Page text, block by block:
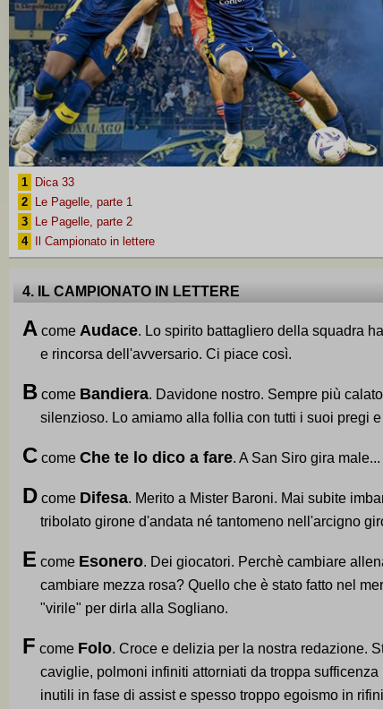
1
Dica 33
2
Le Pagelle, parte 1
3
Le Pagelle, parte 2
4
Il Campionato in lettere
4. IL CAMPIONATO IN LETTERE
A come Audace. Lo spirito battagliero della squadra
e rincorsa dell'avversario. Ci piace così.
B come Bandiera. Davidone nostro. Sempre più
silenzioso. Lo amiamo alla follia con tutti i suoi pregi e
C come Che te lo dico a fare. A San Siro gira male...
D come Difesa. Merito a Mister Baroni. Mai subite
tribolato girone d'andata né tantomeno nell'arcigno
E come Esonero. Dei giocatori. Perchè cambiare
cambiare mezza rosa? Quello che è stato fatto nel
"virile" per dirla alla Sogliano.
F come Folo. Croce e delizia per la nostra redazione.
caviglie, polmoni infiniti attorniati da troppa
inutili in fase di assist e spesso troppo egoismo in